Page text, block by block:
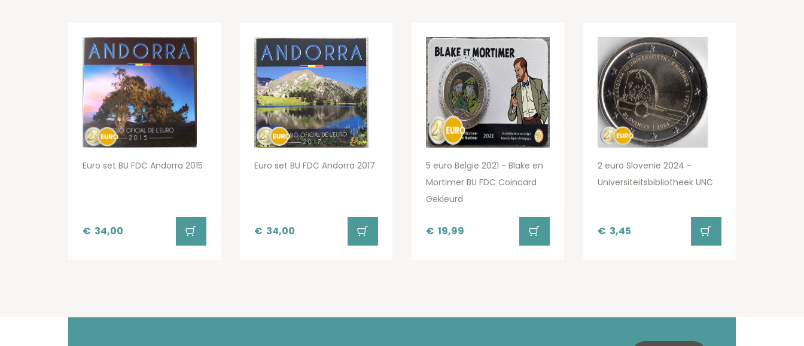
Euro set BU FDC Andorra 2015
€ 34,00
Euro set BU FDC Andorra 2017
€ 34,00
5 euro Belgie 2021 - Blake en
Mortimer BU FDC Coincard
Gekleurd
€ 19,99
2 euro Slovenie 2024 -
Universiteitsbibliotheek UNC
€ 3,45